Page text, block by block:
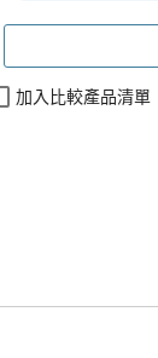
加入比較產品清單